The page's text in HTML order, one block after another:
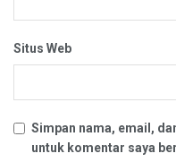
Situs Web
Simpan nama, email,
untuk komentar saya